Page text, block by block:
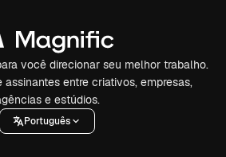
você direcionar seu melhor trabalho.
assinantes entre criativos, empresas,
e estúdios.
Português